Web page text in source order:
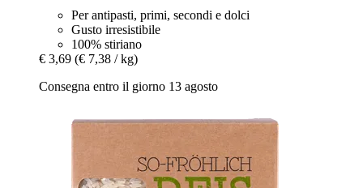
Per antipasti, primi, secondi e dolci
Gusto irresistibile
100% stiriano
€ 3,69 (€ 7,38 / kg)
Consegna entro il giorno 13 agosto